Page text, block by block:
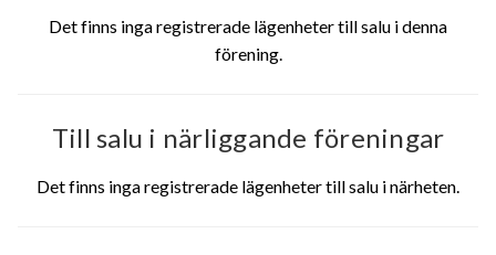
Det finns inga registrerade lägenheter till salu i denna
förening.
Till salu i närliggande föreningar
Det finns inga registrerade lägenheter till salu i närheten.